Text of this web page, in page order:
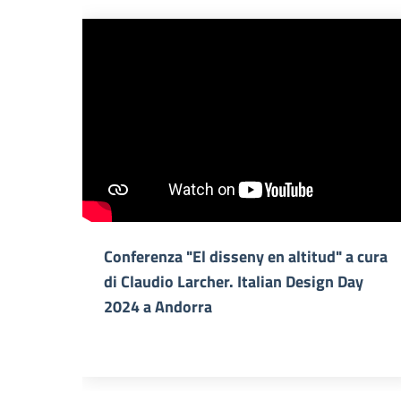
Conferenza "El disseny en altitud" a cura
di Claudio Larcher. Italian Design Day
2024 a Andorra